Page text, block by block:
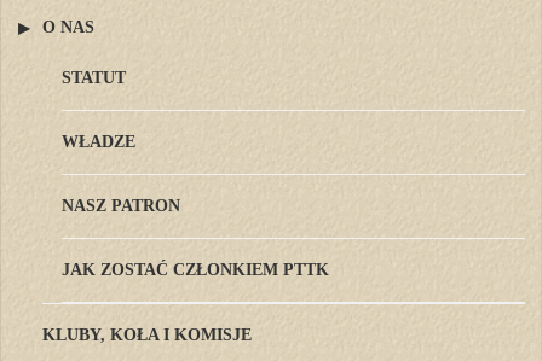
O NAS
STATUT
WŁADZE
NASZ PATRON
JAK ZOSTAĆ CZŁONKIEM PTTK
KLUBY, KOŁA I KOMISJE